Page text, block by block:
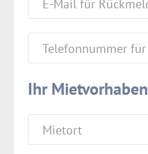
Ihr Mietvorhaben